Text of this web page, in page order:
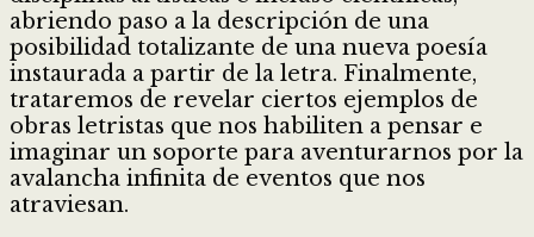
abriendo paso a la descripción de una
posibilidad totalizante de una nueva poesía
instaurada a partir de la letra. Finalmente,
trataremos de revelar ciertos ejemplos de
obras letristas que nos habiliten a pensar e
imaginar un soporte para aventurarnos por la
avalancha infinita de eventos que nos
atraviesan.